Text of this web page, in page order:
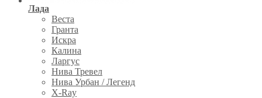
Лада
Веста
Гранта
Искра
Калина
Ларгус
Нива Тревел
Нива Урбан / Легенд
X-Ray